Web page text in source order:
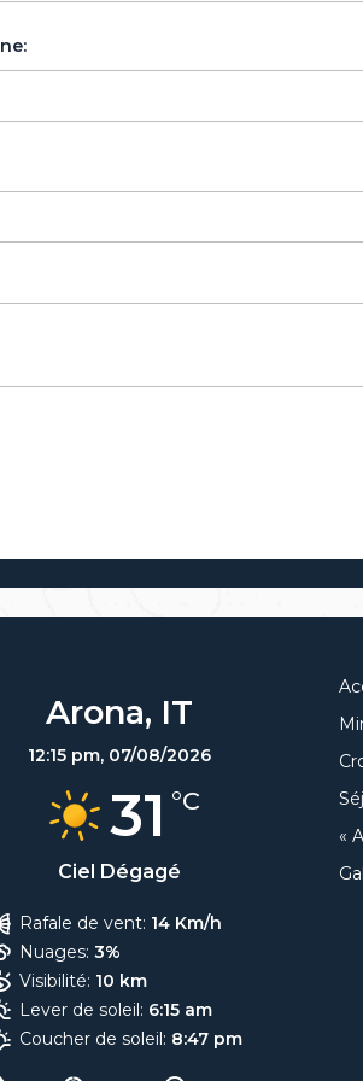
Arona, IT
12:15 pm, 07/08/2026
31 °C
Ciel Dégagé
Rafale de vent: 14 Km/h
Nuages: 3%
Visibilité: 10 km
Lever de soleil: 6:15 am
Coucher de soleil: 8:47 pm
«